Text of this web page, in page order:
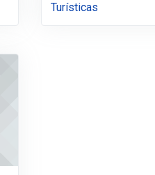
Turísticas
la Construcción